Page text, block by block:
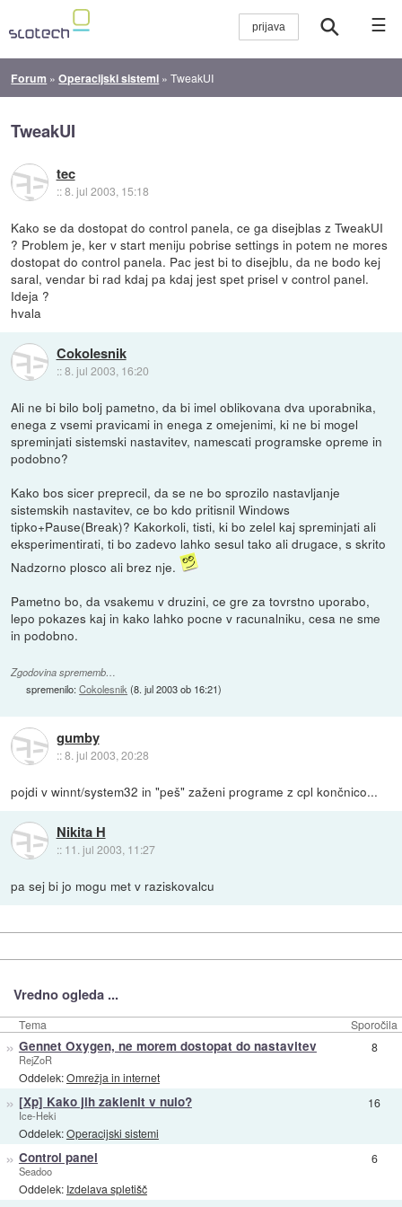
☰
Forum »Operacijski sistemi »TweakUI
TweakUI
tec
::8. jul 2003, 15:18
Kako se da dostopat do control panela, ce ga disejblas z TweakUI
? Problem je, ker v start meniju pobrise settings in potem ne mores
dostopat do control panela. Pac jest bi to disejblu, da ne bodo kej
saral, vendar bi rad kdaj pa kdaj jest spet prisel v control panel.
Ideja ?
hvala
Cokolesnik
::8. jul 2003, 16:20
Ali ne bi bilo bolj pametno, da bi imel oblikovana dva uporabnika,
enega z vsemi pravicami in enega z omejenimi, ki ne bi mogel
spreminjati sistemski nastavitev, namescati programske opreme in
podobno?
Kako bos sicer preprecil, da se ne bo sprozilo nastavljanje
sistemskih nastavitev, ce bo kdo pritisnil Windows
tipko+Pause(Break)? Kakorkoli, tisti, ki bo zelel kaj spreminjati ali
eksperimentirati, ti bo zadevo lahko sesul tako ali drugace, s skrito
Nadzorno plosco ali brez nje.
Pametno bo, da vsakemu v druzini, ce gre za tovrstno uporabo,
lepo pokazes kaj in kako lahko pocne v racunalniku, cesa ne sme
in podobno.
Zgodovina sprememb…
spremenilo:Cokolesnik (8. jul 2003 ob 16:21)
gumby
::8. jul 2003, 20:28
pojdi v winnt/system32 in "peš" zaženi programe z cpl končnico...
Nikita H
:: 11. jul 2003, 11:27
pa sej bi jo mogu met v raziskovalcu
Vredno ogleda ...
Tema Sporočila
» Gennet Oxygen, ne morem dostopat do nastavitev
RejZoR
Oddelek:Omrežja in internet
8
» [Xp] Kako jih zaklenit v nulo?
Ice-Heki
Oddelek:Operacijski sistemi
16
» Control panel
Seadoo
Oddelek: Izdelava spletišč
6